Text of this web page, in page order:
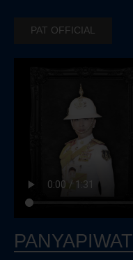
PAT OFFICIAL
PANYAPIWAT